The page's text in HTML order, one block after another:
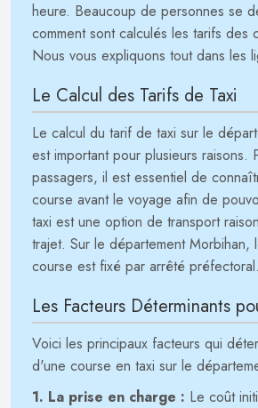
heure. Beaucoup de personnes se
comment sont calculés les tarifs des
Nous vous expliquons tout dans les
Le Calcul des Tarifs de Taxi
Le calcul du tarif de taxi sur le
est important pour plusieurs raisons.
passagers, il est essentiel de
course avant le voyage afin de
taxi est une option de transport
trajet. Sur le département Morbihan,
course est fixé par arrêté préfectoral.
Les Facteurs Déterminants
Voici les principaux facteurs qui
d'une course en taxi sur le
1. La prise en charge : Le coût